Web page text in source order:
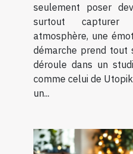
seulement poser
surtout
atmosphère, une
démarche prend tout
déroule dans un
comme celui de
un...